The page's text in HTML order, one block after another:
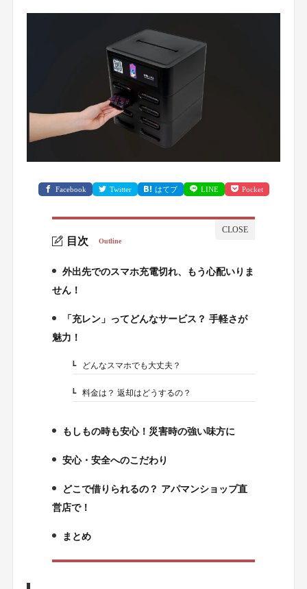
Facebook Twitter はてブ LINE Pocket
目次 Outline
1.
外出先でのスマホ充電切れ、もう心配いりま
せん！
「充レン」ってどんなサービス？ 手軽さが
魅力！
2-1.どんなスマホでも大丈夫？
2-2.料金は？ 返却はどうするの？
もしもの時も安心！災害時の強い味方に
4.
安心・安全へのこだわり
どこで借りられるの？ アパマンショップ直
営店で！
まとめ